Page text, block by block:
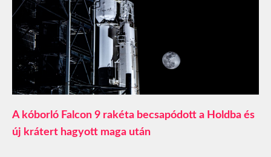
A kóborló Falcon 9 rakéta becsapódott a Holdba és
új krátert hagyott maga után